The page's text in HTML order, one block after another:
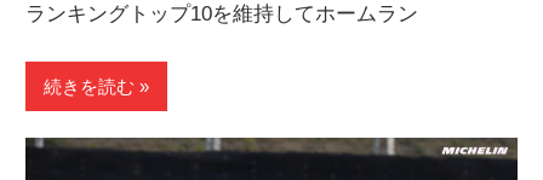
ランキングトップ10を維持してホームラン
続きを読む